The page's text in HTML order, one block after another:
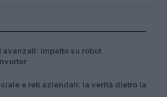
avanzati: impatto su robot
e reti aziendali: la verità dietro la